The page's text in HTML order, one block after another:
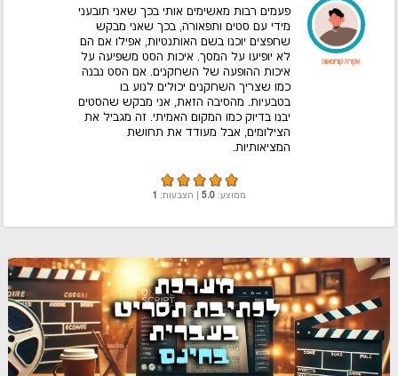
אקירה קורוסאווה
פעמים רבות מאשימים אותי בכך שאני תובעני
מידי עם סטים ותפאורה, בכך שאני מבקש
שחפצים יוכנו בשם האותנטיות, אפילו אם הם
לא יופיעו על המסך. איכות הסט משפיעה על
איכות ההופעה של השחקנים. אם הסט נבנה
כמו שצריך השחקנים יכולים לנוע בו
בטבעיות. מהסיבה הזאת, אני מבקש שהסטים
יבנו בדיוק כמו המקום האמיתי. זה מגביל את
הצילומים, אבל מעודד את תחושת
המציאותיות.
ממוצע: 5.0 | הצבעות: 1